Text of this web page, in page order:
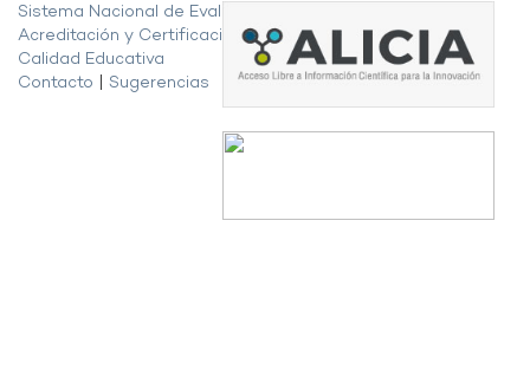
Sistema Nacional de Evaluación,
Acreditación y Certificación de la
Calidad Educativa
Contacto
Sugerencias